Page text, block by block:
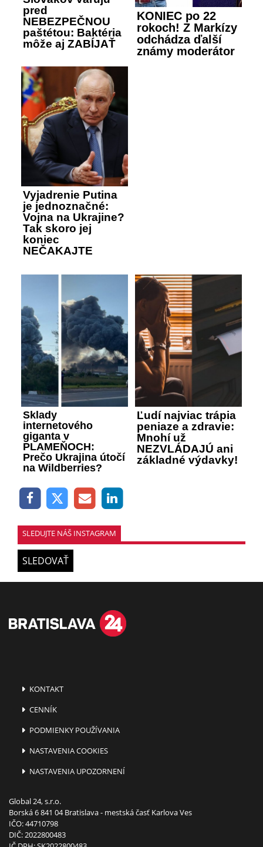
pred
NEBEZPEČNOU
paštétou: Baktéria
môže aj ZABÍJAŤ
KONIEC po 22
rokoch! Z Markízy
odchádza ďalší
známy moderátor
Vyjadrenie Putina
je jednoznačné:
Vojna na Ukrajine?
Tak skoro jej
koniec
NEČAKAJTE
Sklady
internetového
giganta v
PLAMEŇOCH:
Prečo Ukrajina útočí
na Wildberries?
Ľudí najviac trápia
peniaze a zdravie:
Mnohí už
NEZVLÁDAJÚ ani
základné výdavky!
SLEDUJTE NÁŠ INSTAGRAM
SLEDOVAŤ
KONTAKT
CENNÍK
PODMIENKY POUŽÍVANIA
NASTAVENIA COOKIES
NASTAVENIA UPOZORNENÍ
Global 24, s.r.o.
Borská 6 841 04 Bratislava - mestská časť Karlova Ves
IČO: 44710798
DIČ: 2022800483